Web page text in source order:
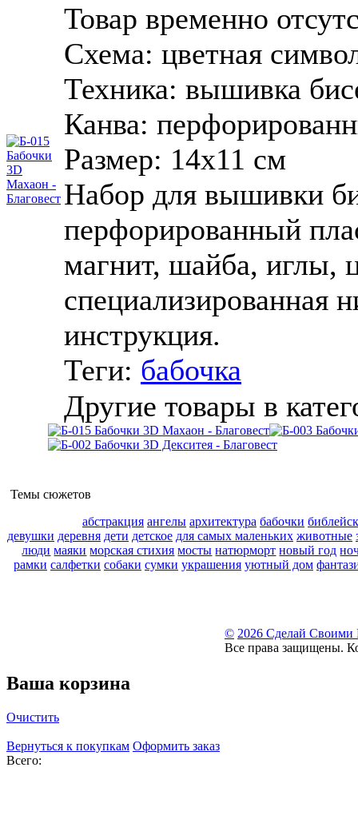
Товар временно
Схема: цветная
Техника: вышивка
Канва:
Размер: 14х11 см
Набор для вышивки
перфорированный
магнит, шайба, иглы,
специализированная
инструкция.
Теги: бабочка
Другие товары в
Темы сюжетов
абстракция ангелы архитектура бабочки
девушки деревня дети детское для самых маленьких животные
люди маяки морская стихия мосты натюрморт новый год
рамки салфетки собаки сумки украшения уютный дом
© 2026 Сделай Своими
Все права защищены.
Ваша корзина
Очистить
Вернуться к покупкам Оформить заказ
Всего: